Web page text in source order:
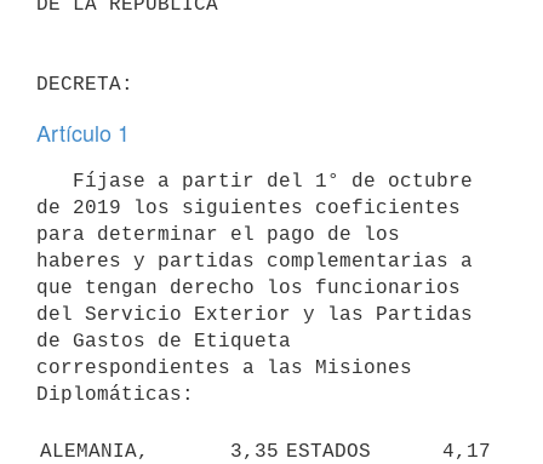
Artículo 1
de 2019 los siguientes coeficientes
para determinar el pago de los
haberes y partidas complementarias a
que tengan derecho los funcionarios
del Servicio Exterior y las Partidas
de Gastos de Etiqueta
correspondientes a las Misiones
Diplomáticas:
ALEMANIA,
3,35 ESTADOS
4,17